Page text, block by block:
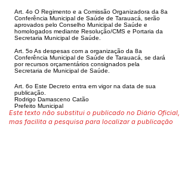
Art. 4o O Regimento e a Comissão Organizadora da 8a
Conferência Municipal de Saúde de Tarauacá, serão
aprovados pelo Conselho Municipal de Saúde e
homologados mediante Resolução/CMS e Portaria da
Secretaria Municipal de Saúde.
Art. 5o As despesas com a organização da 8a
Conferência Municipal de Saúde de Tarauacá, se dará
por recursos orçamentários consignados pela
Secretaria de Municipal de Saúde.
Art. 6o Este Decreto entra em vigor na data de sua
publicação.
Rodrigo Damasceno Catão
Prefeito Municipal
Este texto não substitui o publicado no Diário Oficial,
mas facilita a pesquisa para localizar a publicação